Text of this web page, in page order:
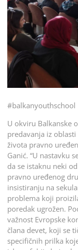
#balkanyouthschool
U okviru Balkanske
predavanja iz
života pravno
Ganić. “U nastavku
da se istaknu neki
pravno uređenog
insistiranju na
problema koji
poredak ugrožen.
važnost Evropske
člana devet, koji se
specifičnih prilka